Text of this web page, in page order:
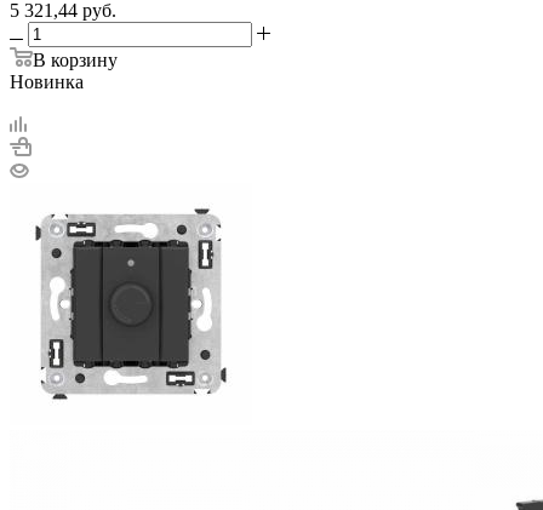
5 321,44 руб.
В корзину
Новинка